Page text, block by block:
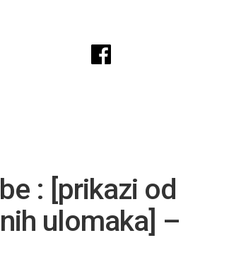
: [prikazi od
ulomaka] –